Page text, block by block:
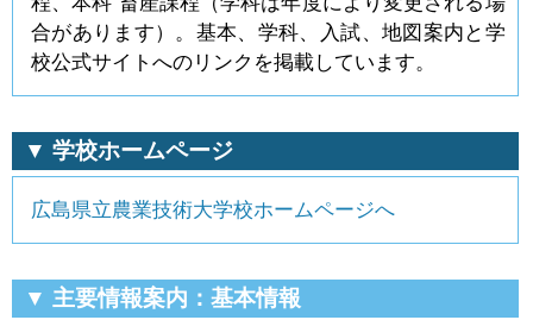
合があります）。基本、学科、入試、地図案内と学
校公式サイトへのリンクを掲載しています。
▼ 学校ホームページ
広島県立農業技術大学校ホームページへ
▼ 主要情報案内：基本情報